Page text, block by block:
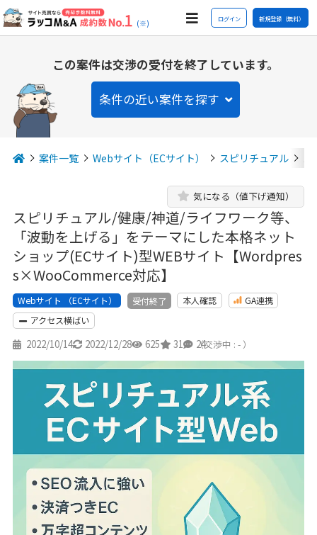
(※) ログイン 新規登録（無料）
この案件は交渉の受付を終了しています。
条件の近い案件を探す
案件一覧 Webサイト（ECサイト） スピリチュアル ス
スピリチュアル/健康/神道/ライフワーク等、
「波動を上げる」をテーマにした本格ネット
ショップ(ECサイト)型WEBサイト【Wordpres
s×WooCommerce対応】
気になる（値下げ通知）
Webサイト （ECサイト） 受付終了 本人確認
GA連携
アクセス横ばい
2022/10/14 2022/12/28 625 31 24
（交渉中 : - ）